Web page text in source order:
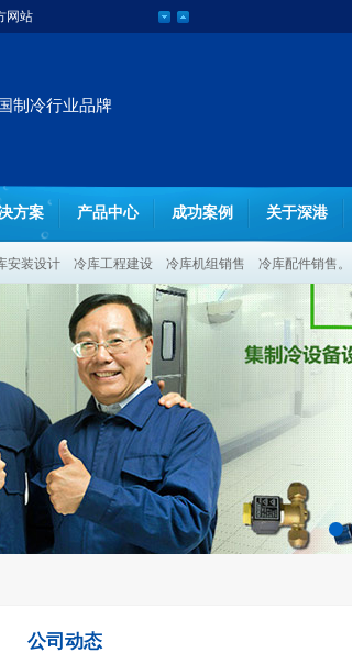
网站
制冷行业品牌
方案 产品中心 成功案例 关于深港
安装设计 冷库工程建设 冷库机组销售 冷库配件销售。
百叶窗图片载入中
公司动态